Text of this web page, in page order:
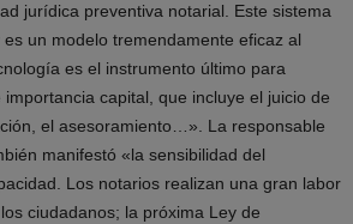
jurídica preventiva notarial. Este sistema
un modelo tremendamente eficaz al
es el instrumento último para
capital, que incluye el juicio de
el asesoramiento…». La responsable
manifestó «la sensibilidad del
Los notarios realizan una gran labor
ciudadanos; la próxima Ley de